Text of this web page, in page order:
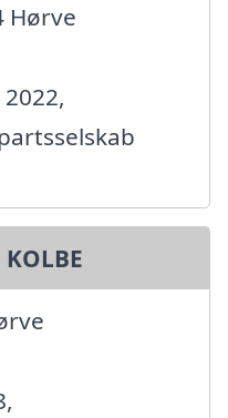
Hørve